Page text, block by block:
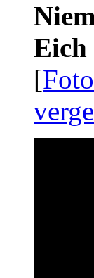
Eich
[